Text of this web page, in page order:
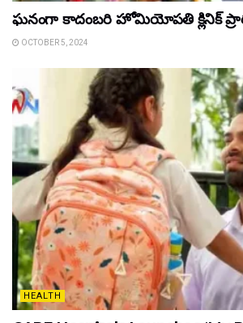
ఘ‌నంగా కాదంబ‌రి హోమియోపతి క్లినిక్
OCTOBER 5, 2024
HEALTH